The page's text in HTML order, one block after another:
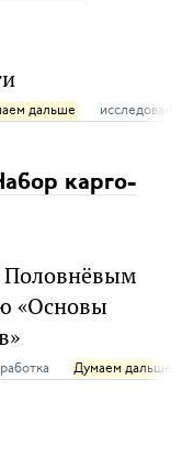
дальше
карго-
Половнёвым
«Основы
Думаем дальше